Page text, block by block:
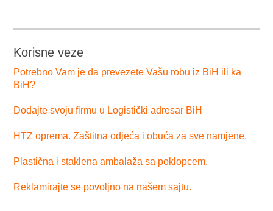
Korisne veze
Potrebno Vam je da prevezete Vašu robu iz BiH ili ka
BiH?
Dodajte svoju firmu u Logistički adresar BiH
HTZ oprema. Zaštitna odjeća i obuća za sve namjene.
Plastična i staklena ambalaža sa poklopcem.
Reklamirajte se povoljno na našem sajtu.